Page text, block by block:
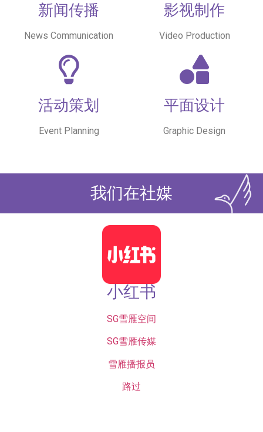
新闻传播
News Communication
影视制作
Video Production
活动策划
Event Planning
平面设计
Graphic Design
我们在社媒
小红书
SG雪雁空间
SG雪雁传媒
雪雁播报员
路过